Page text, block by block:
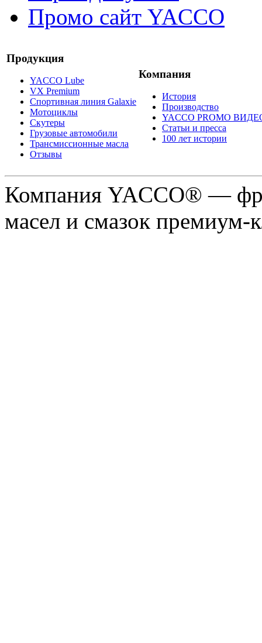
Промо сайт YACCO
Продукция
YACCO Lube
VX Premium
Спортивная линия Galaxie
Мотоциклы
Скутеры
Грузовые автомобили
Трансмиссионные масла
Отзывы
Компания
История
Производство
YACCO PROMO
Статьи и пресса
100 лет истории
Компания YACCO® —
масел и смазок премиум-